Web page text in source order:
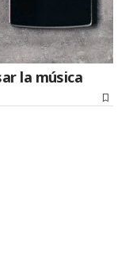
la música